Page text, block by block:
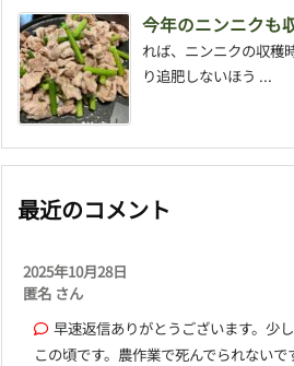
今年のニンニクも
れば、ニンニクの収穫
り追肥しないほう ...
最近のコメント
2025年10月28日
匿名 さん
早速返信ありがとうございます。少
この頃です。農作業で死んでられない